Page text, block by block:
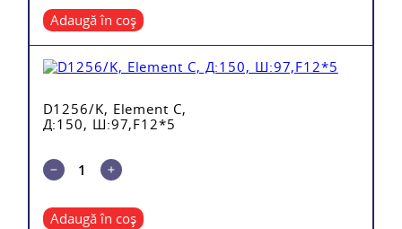
Adaugă în coș
D1256/K, Element C,
Д:150, Ш:97,F12*5
Adaugă în coș